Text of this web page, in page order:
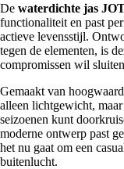
De waterdichte jas
functionaliteit en past
actieve levensstijl.
tegen de elementen, is
compromissen wil
Gemaakt van
alleen lichtgewicht,
seizoenen kunt
moderne ontwerp past
het nu gaat om een
buitenlucht.